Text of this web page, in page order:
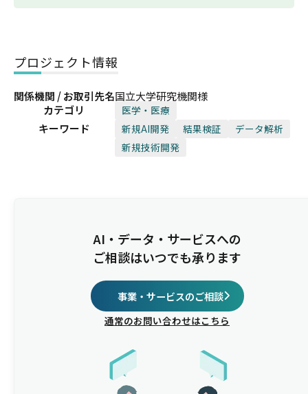
プロジェクト情報
関係機関 / お取引先名国立大学研究機関様
カテゴリ
医学・医療
キーワード 新規AI開発 結果検証
データ解析
新規技術開発
AI・データ・サービスへの
ご相談はいつでも承ります
事業・サービスのご相談
通常のお問い合わせはこちら